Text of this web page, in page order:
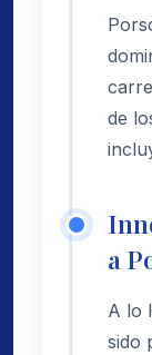
de
a
A lo
sido